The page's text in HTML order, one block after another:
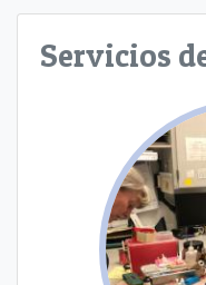
Servicios